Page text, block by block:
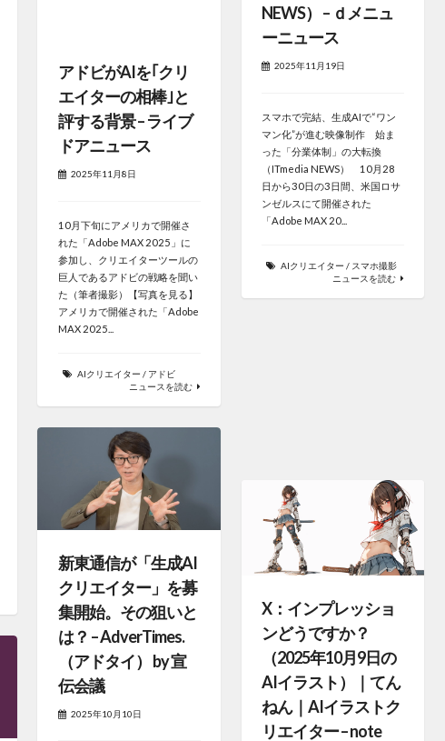
NEWS） – ｄメニュ
ーニュース
2025年11月19日
スマホで完結、生成AIで“ワン
マン化”が進む映像制作 始ま
った「分業体制」の大転換
（ITmedia NEWS） 10月28
日から30日の3日間、米国ロサ
ンゼルスにて開催された
「Adobe MAX 20...
AIクリエイター / スマホ撮影
ニュースを読む
アドビがAIを｢クリ
エイターの相棒｣と
評する背景 – ライブ
ドアニュース
2025年11月8日
10月下旬にアメリカで開催さ
れた「Adobe MAX 2025」に
参加し、クリエイターツールの
巨人であるアドビの戦略を聞い
た（筆者撮影）【写真を見る】
アメリカで開催された「Adobe
MAX 2025...
AIクリエイター / アドビ
ニュースを読む
新東通信が「生成AI
クリエイター」を募
集開始。その狙いと
は？ – AdverTimes.
（アドタイ） by 宣
伝会議
2025年10月10日
X：インプレッショ
ンどうですか？
（2025年10月9日の
AIイラスト）｜てん
ねん｜AIイラストク
リエイター – note